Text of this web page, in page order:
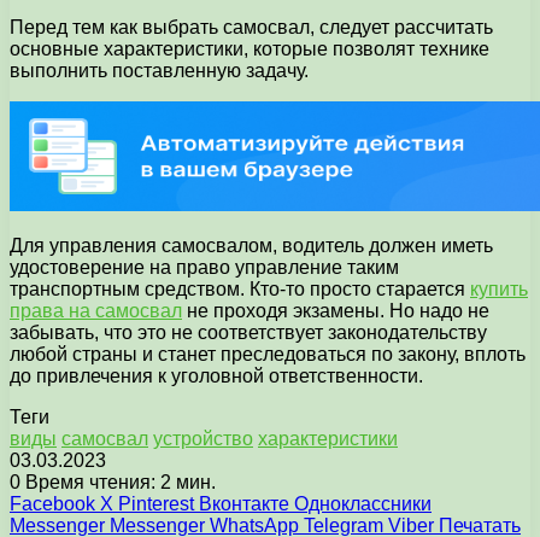
Перед тем как выбрать самосвал, следует рассчитать
основные характеристики, которые позволят технике
выполнить поставленную задачу.
Для управления самосвалом, водитель должен иметь
удостоверение на право управление таким
транспортным средством. Кто-то просто старается купить
права на самосвал не проходя экзамены. Но надо не
забывать, что это не соответствует законодательству
любой страны и станет преследоваться по закону, вплоть
до привлечения к уголовной ответственности.
Теги
виды самосвал устройство характеристики
03.03.2023
0 Время чтения: 2 мин.
Facebook X Pinterest Вконтакте Одноклассники
Messenger Messenger WhatsApp Telegram Viber Печатать